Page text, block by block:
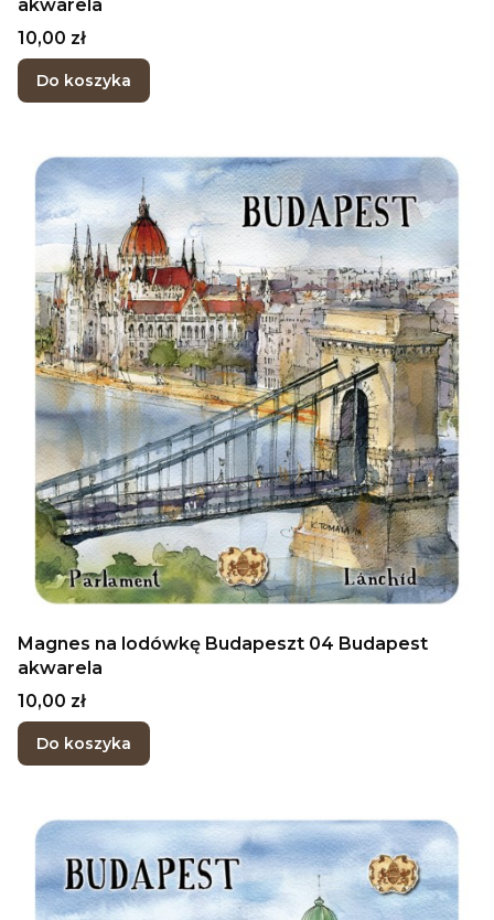
akwarela
Cena
10,00 zł
Do koszyka
Magnes na lodówkę Budapeszt 04 Budapest
akwarela
Cena
10,00 zł
Do koszyka